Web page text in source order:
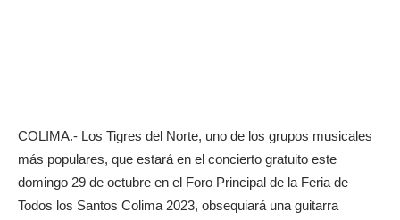
COLIMA.- Los Tigres del Norte, uno de los grupos musicales
más populares, que estará en el concierto gratuito este
domingo 29 de octubre en el Foro Principal de la Feria de
Todos los Santos Colima 2023, obsequiará una guitarra